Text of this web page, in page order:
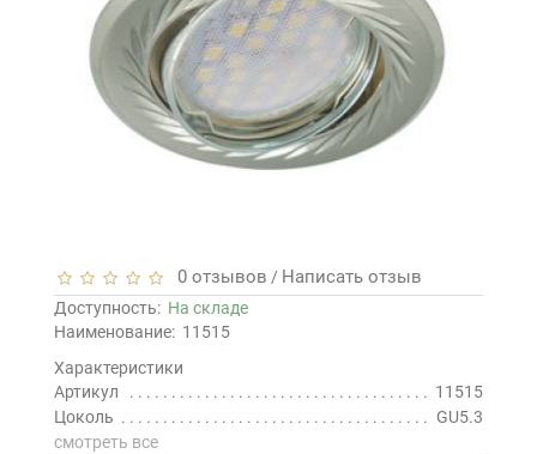
0 отзывов / Написать отзыв
Доступность: На складе
Наименование: 11515
Характеристики
Артикул
11515
Цоколь
GU5.3
смотреть все